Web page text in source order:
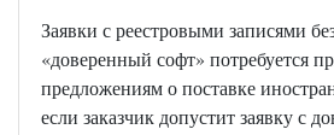
Заявки с реестровыми записями
«доверенный софт» потребуется
предложениям о поставке
если заказчик допустит заявку с